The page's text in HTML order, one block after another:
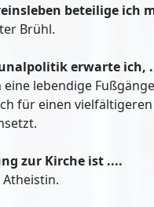
beteilige ich
Brühl.
erwarte ich,
eine lebendige
für einen vielfältigeren
zur Kirche ist ....